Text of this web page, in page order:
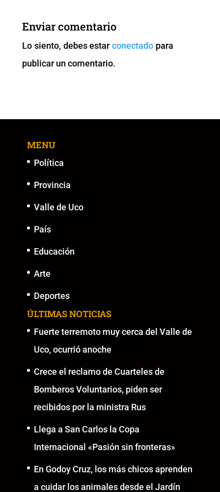
b
o
o
k
A
p
p k
er
Enviar comentario
Lo siento, debes estarconectado para
publicar un comentario.
MENU
Política
Provincia
Valle de Uco
País
Educación
Arte
Deportes
ÚLTIMAS NOTICIAS
Fuerte terremoto muy cerca del Valle de
Uco, ocurrió anoche
Crece el reclamo de Cuarteles de
Bomberos Voluntarios, piden ser
recibidos por la ministra Rus
Llega a San Carlos la Copa
Internacional «Pasión sin fronteras»
En Godoy Cruz, los más chicos aprenden
a cuidar los animales desde el Jardín